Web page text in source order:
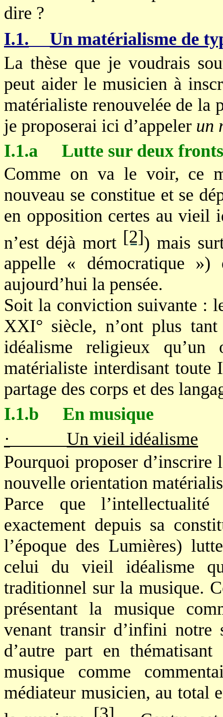
dire ?
I.1.
Un matérialisme de
La thèse que je voudrais
peut aider le musicien à
matérialiste renouvelée de la
je proposerai ici d’appeler un
I.1.a
Lutte sur deux fronts
Comme on va le voir, ce
nouveau se constitue et se
en opposition certes au vieil
n’est déjà mort [2]) mais
appelle « démocratique »)
aujourd’hui la pensée.
Soit la conviction suivante :
XXI° siècle, n’ont plus
idéalisme religieux qu’un
matérialiste interdisant toute
partage des corps et des
I.1.b
En musique
·
Un vieil idéalisme
Pourquoi proposer d’inscrire
nouvelle orientation
Parce que
exactement depuis sa
l’époque des Lumières)
celui du vieil idéalisme
traditionnel sur la musique.
présentant la musique
venant transir d’infini
d’autre part en
musique comme
médiateur musicien, au total